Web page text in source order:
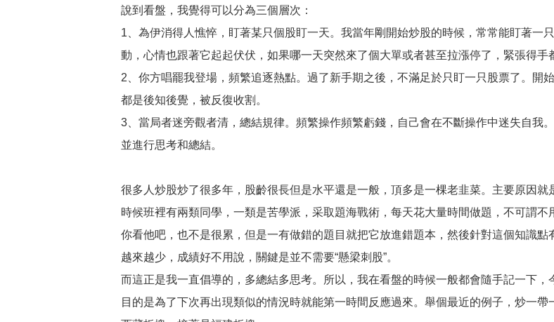
說到看盤，我覺得可以分為三個層次：
1、為伊消得人憔悴，盯著某只個股盯一天。我當年剛開始炒股的時候，常常能盯著一
動，心情也跟著它起起伏伏，如果哪一天突然來了個大單或者甚至拉漲停了，緊張得手
2、你方唱罷我登場，頻繁追逐熱點。過了新手期之後，不滿足於只盯一只股票了。開
都是後知後覺，被反復收割。
3、當局者迷旁觀者清，總結規律。頻繁操作頻繁虧錢，自己會在不斷操作中迷失自我
並進行思考和總結。
很多人炒股炒了很多年，股齡很長但是水平還是一般，頂多是一棵老韭菜。主要原因
時候班裡有兩類同學，一類是苦學派，采取題海戰術，每天花大量時間做題，不可謂
你看他吧，也不是很累，但是一有做錯的題目就把它放進錯題本，然後針對這個知識點
越來越少，成績好不用說，關鍵是並不需要“懸梁刺股”。
而這正是我一直倡導的，多總結多思考。所以，我在看盤的時候一般都會隨手記一下
目的是為了下次再出現類似的情況時就能第一時間反應過來。舉個最近的例子，炒一